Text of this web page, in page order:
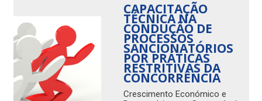
CAPACITAÇÃO
TÉCNICA NA
CONDUÇÃO DE
PROCESSOS
SANCIONATÓRIOS
POR PRÁTICAS
RESTRITIVAS DA
CONCORRÊNCIA
Crescimento Económico e